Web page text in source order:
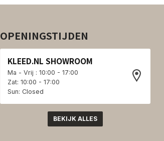
OPENINGSTIJDEN
KLEED.NL SHOWROOM
Ma - Vrij : 10:00 - 17:00
Zat: 10:00 - 17:00
Sun: Closed
BEKIJK ALLES